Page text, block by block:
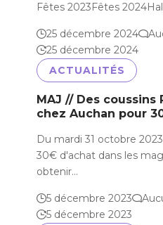
Fêtes 2023Fêtes
25 décembre 2024
25 décembre 2024
ACTUALITÉS
MAJ // Des
chez Auchan pour
Du mardi 31 octobre
30€ d'achat dans les
obtenir…
5 décembre 2023
5 décembre 2023